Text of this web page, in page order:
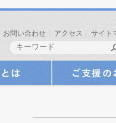
お問い合わせ アクセス サイト